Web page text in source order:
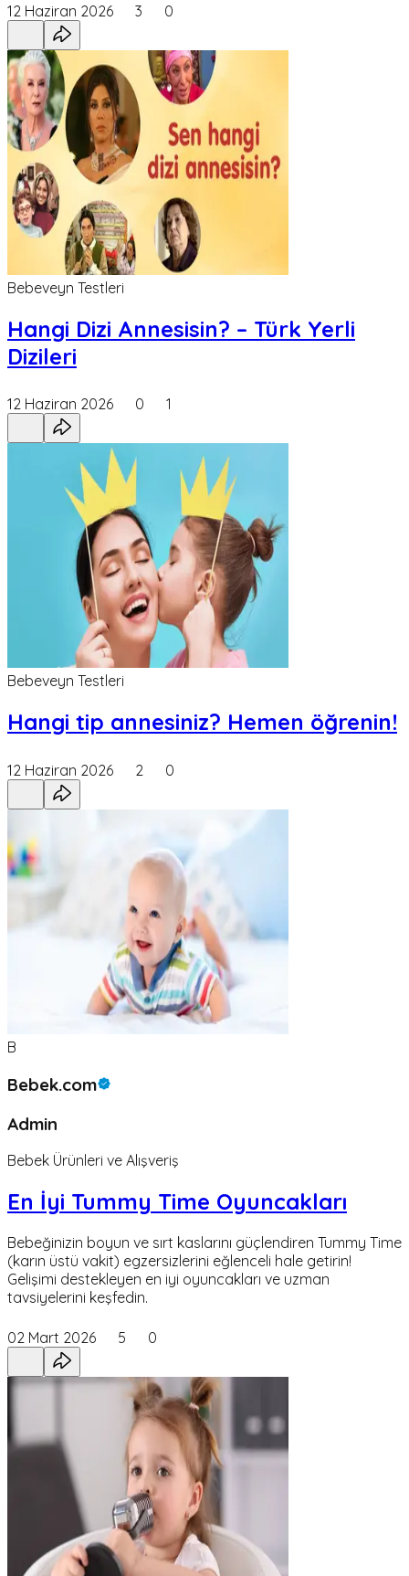
12 Haziran 2026 3 0
Bebeveyn Testleri
Hangi Dizi Annesisin? – Türk Yerli
Dizileri
12 Haziran 2026 0 1
Bebeveyn Testleri
Hangi tip annesiniz? Hemen öğrenin!
12 Haziran 2026 2 0
B
Bebek.com
Admin
Bebek Ürünleri ve Alışveriş
En İyi Tummy Time Oyuncakları
Bebeğinizin boyun ve sırt kaslarını güçlendiren Tummy Time
(karın üstü vakit) egzersizlerini eğlenceli hale getirin!
Gelişimi destekleyen en iyi oyuncakları ve uzman
tavsiyelerini keşfedin.
02 Mart 2026 5 0